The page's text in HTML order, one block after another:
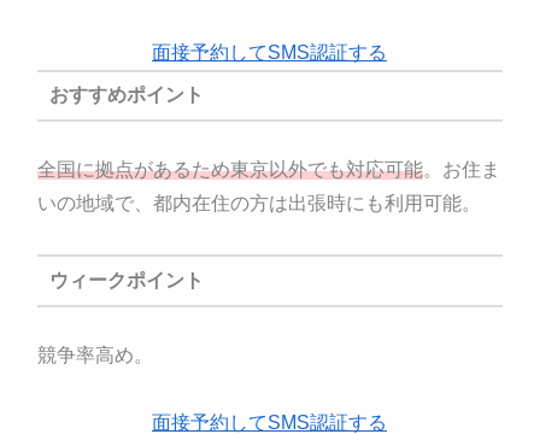
面接予約してSMS認証する
おすすめポイント
全国に拠点があるため東京以外でも対応可能。お住ま
いの地域で、都内在住の方は出張時にも利用可能。
ウィークポイント
競争率高め。
面接予約してSMS認証する